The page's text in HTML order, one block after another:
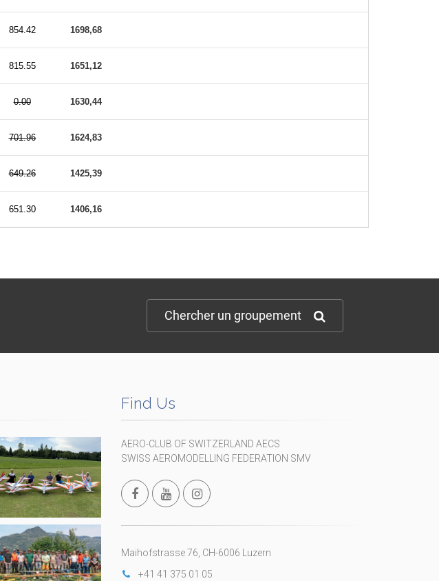
854.42 1698,68
815.55 1651,12
0.00 1630,44
701.96 1624,83
649.26 1425,39
651.30 1406,16
Chercher un groupement
Find Us
AERO-CLUB OF SWITZERLAND AECS
SWISS AEROMODELLING FEDERATION SMV
Maihofstrasse 76, CH-6006 Luzern
+41 41 375 01 05